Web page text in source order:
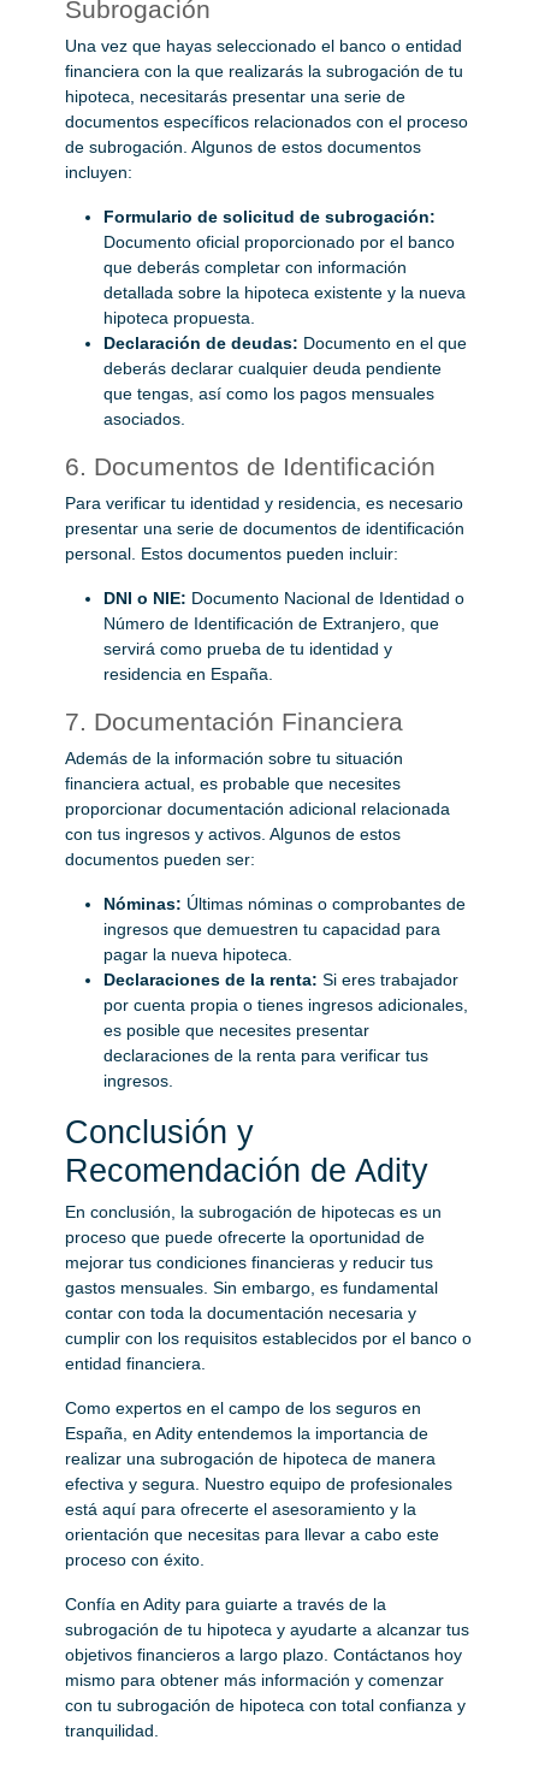
Subrogación
Una vez que hayas seleccionado el banco o entidad
financiera con la que realizarás la subrogación de tu
hipoteca, necesitarás presentar una serie de
documentos específicos relacionados con el proceso
de subrogación. Algunos de estos documentos
incluyen:
Formulario de solicitud de subrogación:
Documento oficial proporcionado por el banco
que deberás completar con información
detallada sobre la hipoteca existente y la nueva
hipoteca propuesta.
Declaración de deudas: Documento en el que
deberás declarar cualquier deuda pendiente
que tengas, así como los pagos mensuales
asociados.
6. Documentos de Identificación
Para verificar tu identidad y residencia, es necesario
presentar una serie de documentos de identificación
personal. Estos documentos pueden incluir:
DNI o NIE: Documento Nacional de Identidad o
Número de Identificación de Extranjero, que
servirá como prueba de tu identidad y
residencia en España.
7. Documentación Financiera
Además de la información sobre tu situación
financiera actual, es probable que necesites
proporcionar documentación adicional relacionada
con tus ingresos y activos. Algunos de estos
documentos pueden ser:
Nóminas: Últimas nóminas o comprobantes de
ingresos que demuestren tu capacidad para
pagar la nueva hipoteca.
Declaraciones de la renta: Si eres trabajador
por cuenta propia o tienes ingresos adicionales,
es posible que necesites presentar
declaraciones de la renta para verificar tus
ingresos.
Conclusión y
Recomendación de Adity
En conclusión, la subrogación de hipotecas es un
proceso que puede ofrecerte la oportunidad de
mejorar tus condiciones financieras y reducir tus
gastos mensuales. Sin embargo, es fundamental
contar con toda la documentación necesaria y
cumplir con los requisitos establecidos por el banco o
entidad financiera.
Como expertos en el campo de los seguros en
España, en Adity entendemos la importancia de
realizar una subrogación de hipoteca de manera
efectiva y segura. Nuestro equipo de profesionales
está aquí para ofrecerte el asesoramiento y la
orientación que necesitas para llevar a cabo este
proceso con éxito.
Confía en Adity para guiarte a través de la
subrogación de tu hipoteca y ayudarte a alcanzar tus
objetivos financieros a largo plazo. Contáctanos hoy
mismo para obtener más información y comenzar
con tu subrogación de hipoteca con total confianza y
tranquilidad.